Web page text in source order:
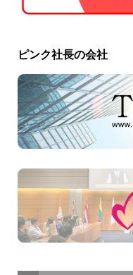
ピンク社長の会社